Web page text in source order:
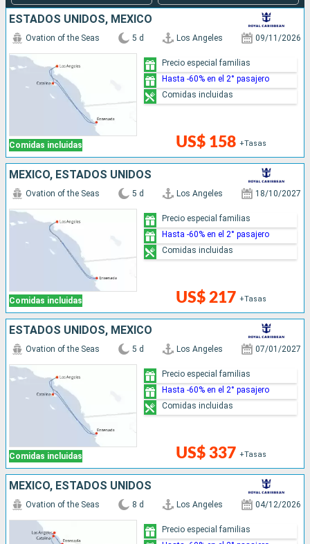
ESTADOS UNIDOS, MÉXICO
Comidas incluidas
Ovation of the Seas 5 d Los Angeles 09/11/2026
US$ 158 +Tasas
Precio especial familias
Hasta -60% en el 2° pasajero
Comidas incluidas
MÉXICO, ESTADOS UNIDOS
Comidas incluidas
Ovation of the Seas 5 d Los Angeles 18/10/2027
US$ 217 +Tasas
Precio especial familias
Hasta -60% en el 2° pasajero
Comidas incluidas
ESTADOS UNIDOS, MÉXICO
Comidas incluidas
Ovation of the Seas 5 d Los Angeles 07/01/2027
US$ 337 +Tasas
Precio especial familias
Hasta -60% en el 2° pasajero
Comidas incluidas
MÉXICO, ESTADOS UNIDOS
Ovation of the Seas 8 d Los Angeles 04/12/2026
Precio especial familias